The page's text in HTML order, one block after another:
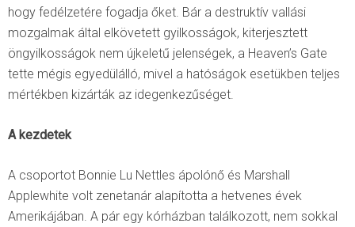
hogy fedélzetére fogadja őket. Bár a destruktív vallási
mozgalmak által elkövetett gyilkosságok, kiterjesztett
öngyilkosságok nem újkeletű jelenségek, a Heaven’s Gate
tette mégis egyedülálló, mivel a hatóságok esetükben teljes
mértékben kizárták az idegenkezűséget.
A kezdetek
A csoportot Bonnie Lu Nettles ápolónő és Marshall
Applewhite volt zenetanár alapította a hetvenes évek
Amerikájában. A pár egy kórházban találkozott, nem sokkal